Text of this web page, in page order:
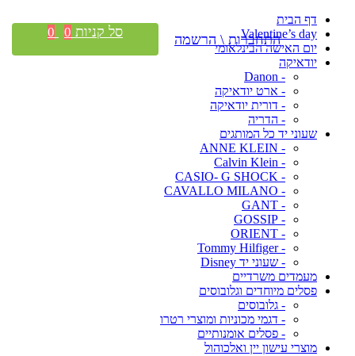
דף הבית
Valentine’s day
יום האישה הבינלאומי
יודאיקה
- Danon
- ארט יודאיקה
- דורית יודאיקה
- הדריה
שעוני יד כל המותגים
- ANNE KLEIN
- Calvin Klein
- CASIO- G SHOCK
- CAVALLO MILANO
- GANT
- GOSSIP
- ORIENT
- Tommy Hilfiger
- שעוני יד Disney
מעמדים משרדיים
פסלים מיוחדים וגלובוסים
- גלובוסים
- דגמי מכוניות ומוצרי רטרו
- פסלים אומנותיים
מוצרי עישון יין ואלכוהול
התחברות \ הרשמה סל קניות 0
0